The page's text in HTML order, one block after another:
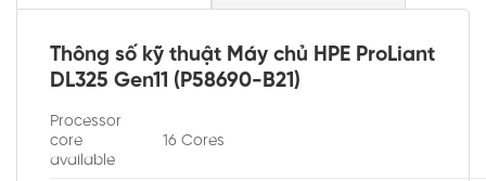
Thông số kỹ thuật Máy chủ HPE ProLiant
DL325 Gen11 (P58690-B21)
Processor
core
available
16 Cores